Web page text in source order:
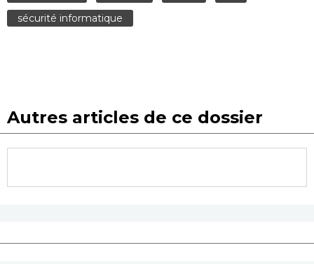
sécurité informatique
Autres articles de ce dossier